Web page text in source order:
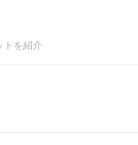
トを紹介